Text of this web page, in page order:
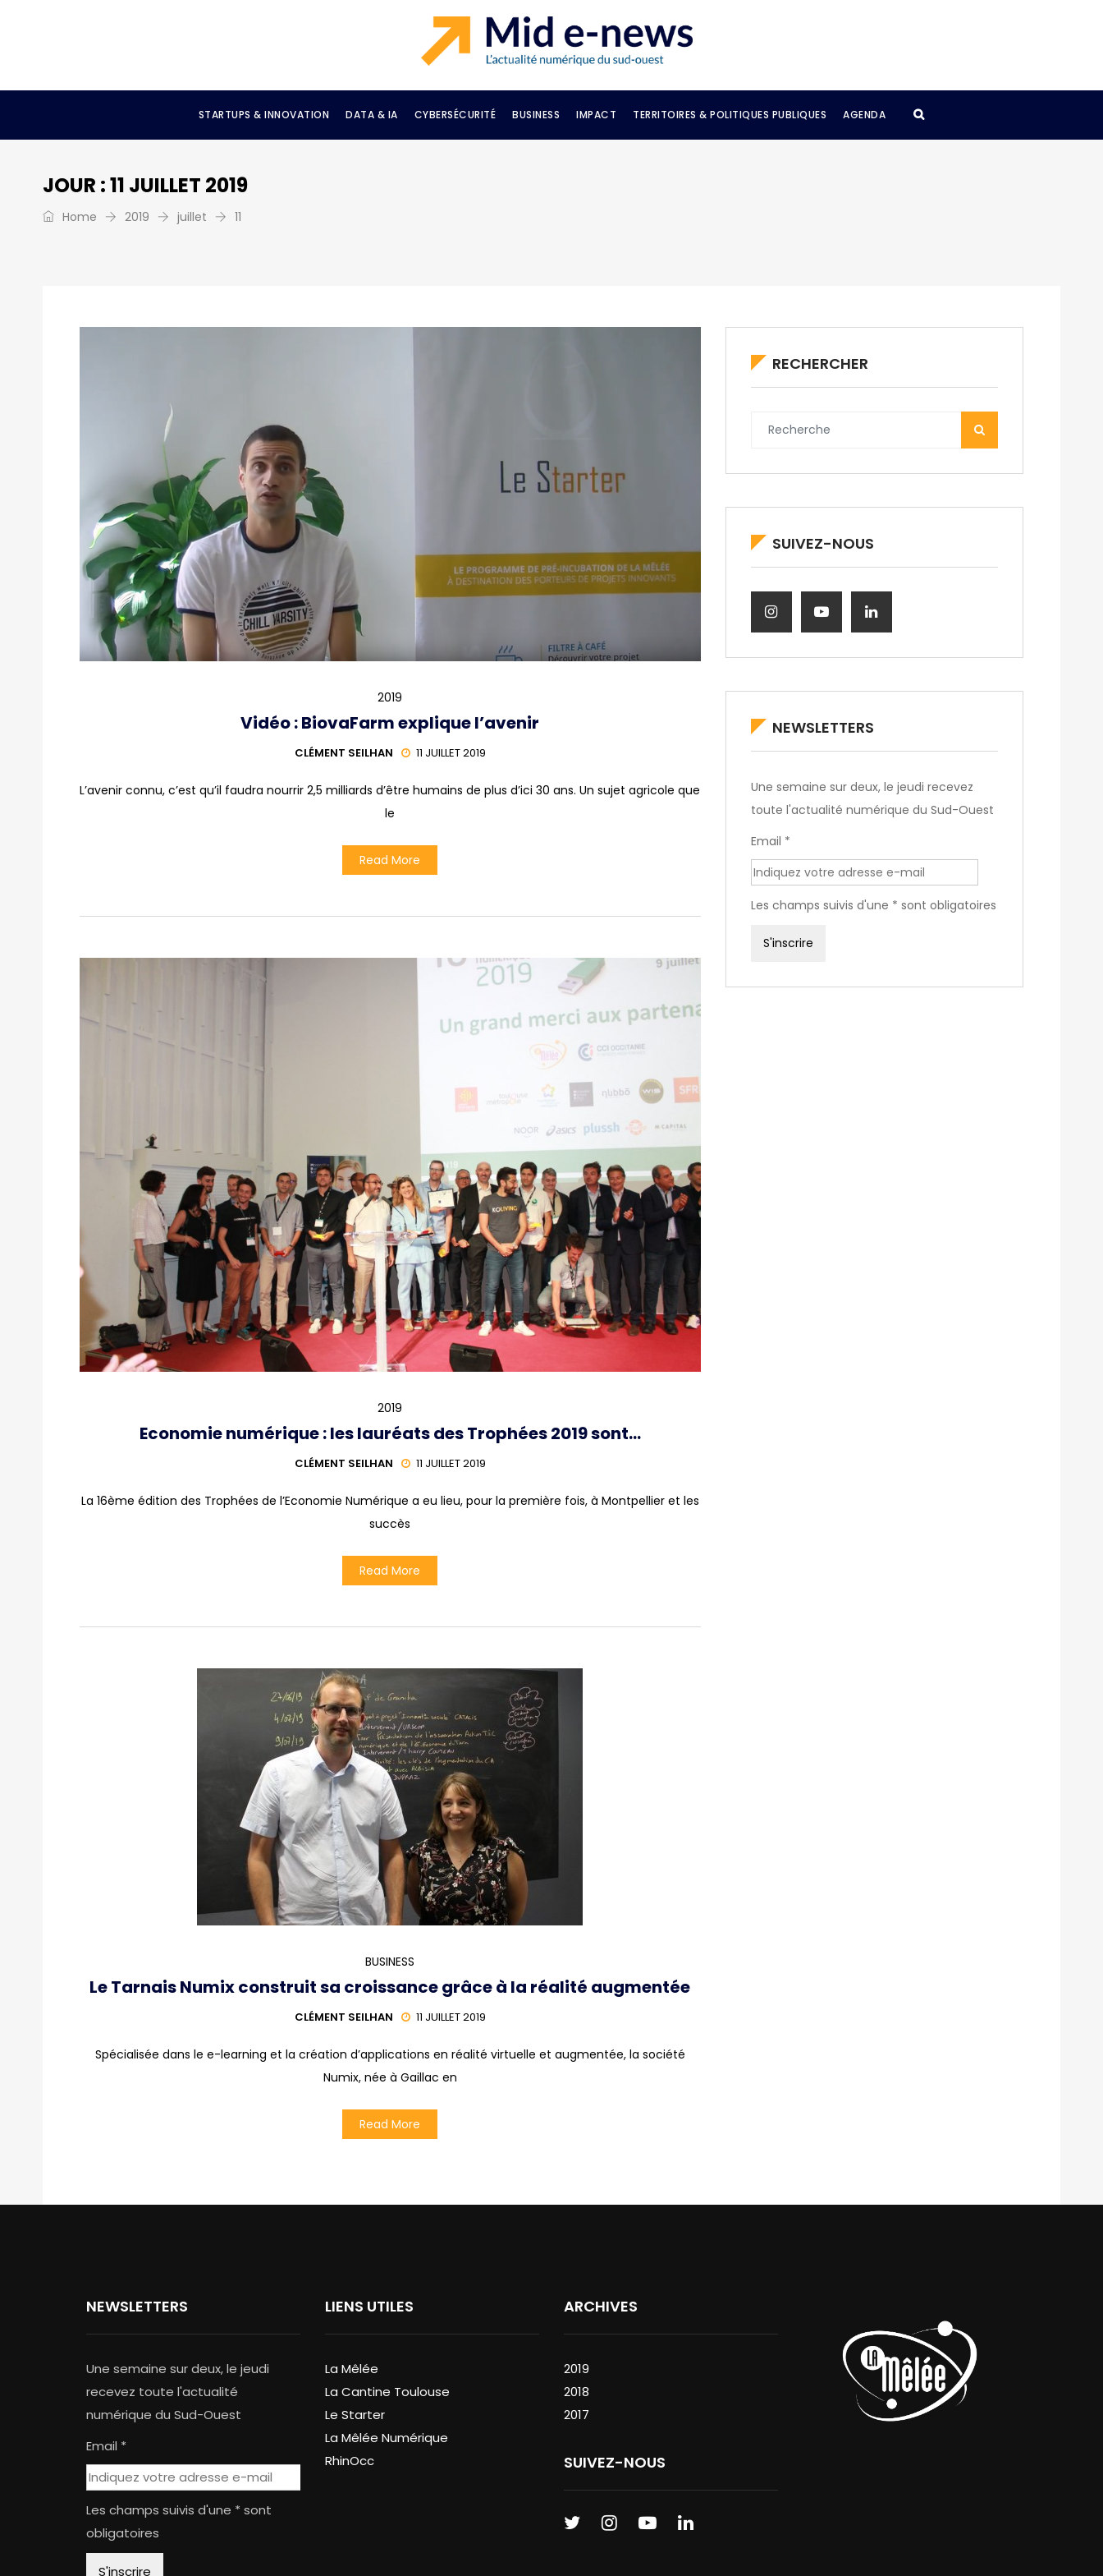
STARTUPS & INNOVATION DATA & IA CYBERSÉCURITÉ BUSINESS IMPACT TERRITOIRES & POLITIQUES PUBLIQUES AGENDA
JOUR :11 JUILLET 2019
Home 2019 juillet 11
2019
Vidéo : BiovaFarm explique l’avenir
CLÉMENT SEILHAN 11 JUILLET 2019
L’avenir connu, c’est qu’il faudra nourrir 2,5 milliards d’être humains de plus d’ici 30 ans. Un sujet agricole que
le
Read More
2019
Economie numérique : les lauréats des Trophées 2019 sont…
CLÉMENT SEILHAN 11 JUILLET 2019
La 16ème édition des Trophées de l’Economie Numérique a eu lieu, pour la première fois, à Montpellier et les
succès
Read More
BUSINESS
Le Tarnais Numix construit sa croissance grâce à la réalité augmentée
CLÉMENT SEILHAN 11 JUILLET 2019
Spécialisée dans le e-learning et la création d’applications en réalité virtuelle et augmentée, la société
Numix, née à Gaillac en
Read More
RECHERCHER
SUIVEZ-NOUS
NEWSLETTERS
Une semaine sur deux, le jeudi recevez
toute l'actualité numérique du Sud-Ouest
Email *
Les champs suivis d'une * sont obligatoires
NEWSLETTERS
Une semaine sur deux, le jeudi
recevez toute l'actualité
numérique du Sud-Ouest
Email *
Les champs suivis d'une * sont
obligatoires
LIENS UTILES
La Mêlée
La Cantine Toulouse
Le Starter
La Mêlée Numérique
RhinOcc
ARCHIVES
2019
2018
2017
SUIVEZ-NOUS